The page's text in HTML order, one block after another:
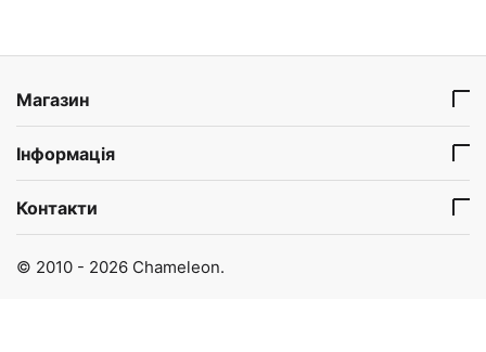
Магазин
Інформація
Контакти
© 2010 - 2026 Chameleon.